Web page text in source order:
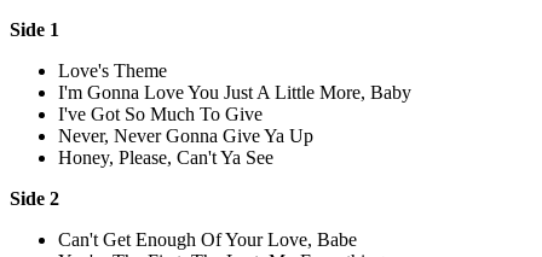
Side 1
Love's Theme
I'm Gonna Love You Just A Little More, Baby
I've Got So Much To Give
Never, Never Gonna Give Ya Up
Honey, Please, Can't Ya See
Side 2
Can't Get Enough Of Your Love, Babe